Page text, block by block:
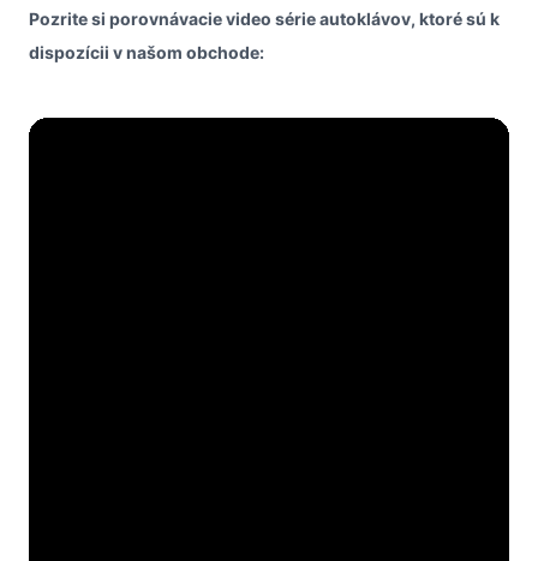
Pozrite si porovnávacie video série autoklávov, ktoré sú k
dispozícii v našom obchode: